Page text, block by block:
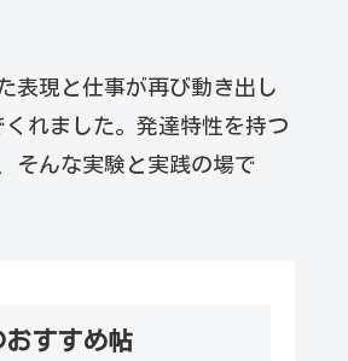
表現と仕事が再び動き出し
れました。発達特性を持つ
そんな実験と実践の場で
すすめ帖